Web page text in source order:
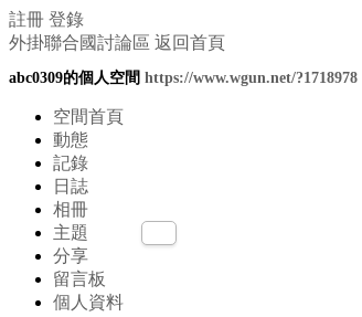
註冊 登錄
外掛聯合國討論區 返回首頁
abc0309的個人空間 https://www.wgun.net/?1718978
空間首頁
動態
記錄
日誌
相冊
主題
分享
留言板
個人資料